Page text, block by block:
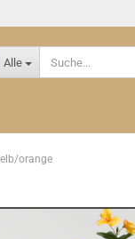
Alle
orange